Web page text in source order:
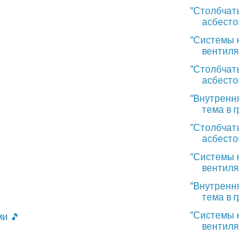
🎵
"Системы
тема в
"Системы
тема в
"Системы